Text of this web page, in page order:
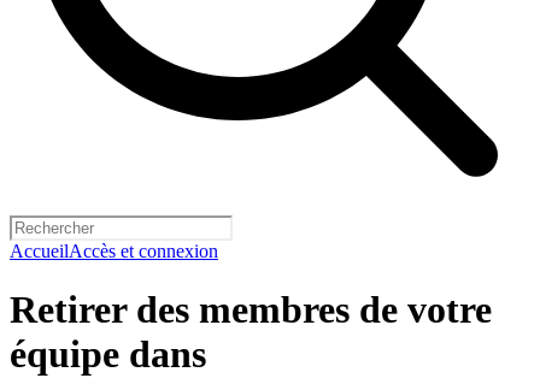
AccueilAccès et connexion
Retirer des membres de votre
équipe dans